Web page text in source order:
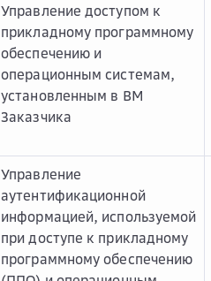
Управление доступом к
прикладному программному
обеспечению и
операционным системам,
установленным в ВМ
Заказчика
Управление
аутентификационной
информацией, используемой
при доступе к прикладному
программному обеспечению